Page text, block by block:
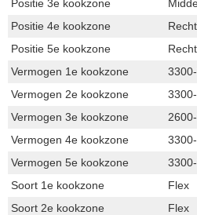
Positie 3e kookzone
Positie 4e kookzone
Positie 5e kookzone
Vermogen 1e kookzone
Vermogen 2e kookzone
Vermogen 3e kookzone
Vermogen 4e kookzone
Vermogen 5e kookzone
Soort 1e kookzone
Flex
Soort 2e kookzone
Flex